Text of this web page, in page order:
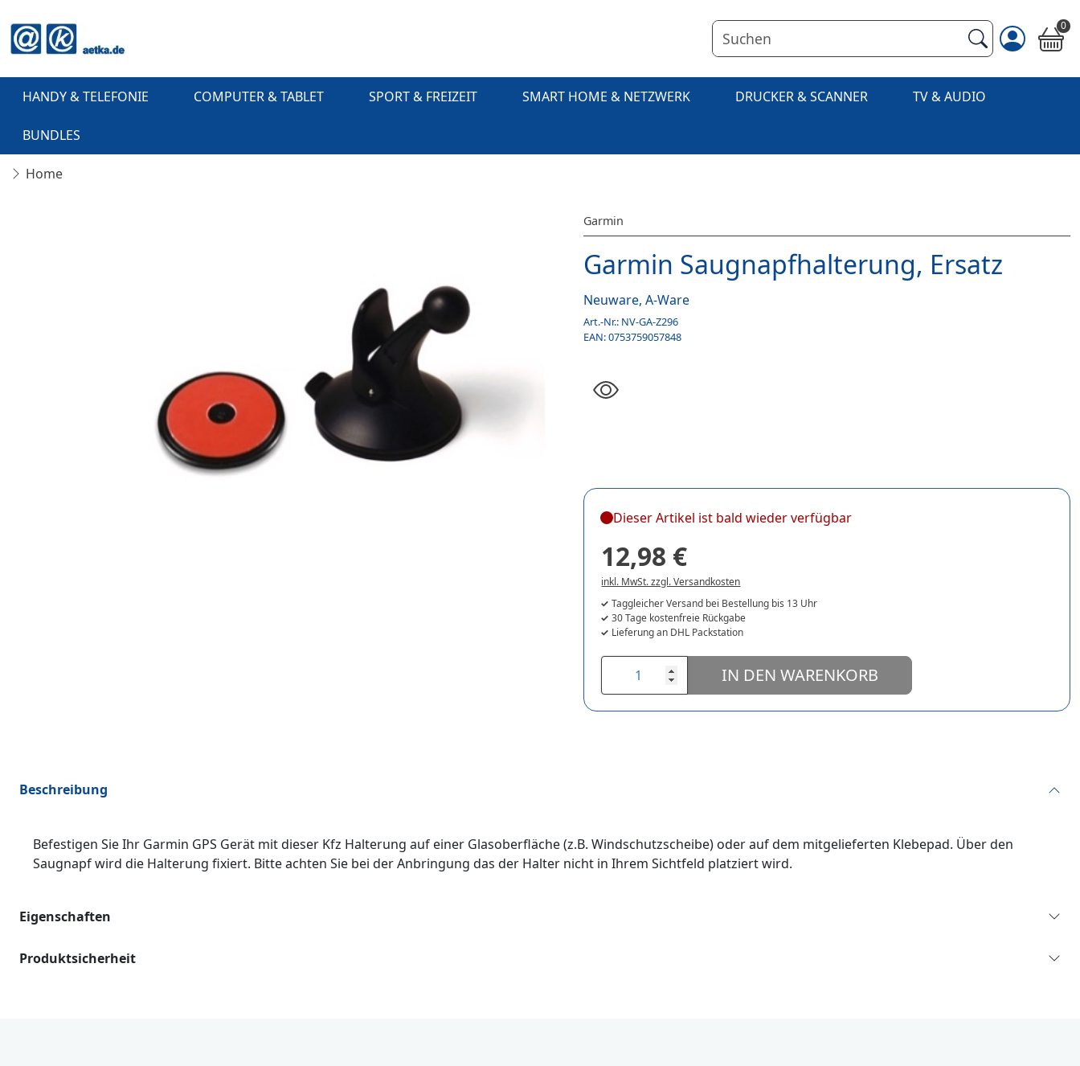
0
HANDY & TELEFONIE COMPUTER & TABLET SPORT & FREIZEIT SMART HOME & NETZWERK DRUCKER & SCANNER TV & AUDIO
BUNDLES
Home
Garmin
Garmin Saugnapfhalterung, Ersatz
Neuware, A-Ware
Art.-Nr.: NV-GA-Z296
EAN:0753759057848
Dieser Artikel ist bald wieder verfügbar
12,98 €
inkl. MwSt. zzgl. Versandkosten
Taggleicher Versand bei Bestellung bis 13 Uhr
30 Tage kostenfreie Rückgabe
Lieferung an DHL Packstation
IN DEN WARENKORB
Beschreibung
Befestigen Sie Ihr Garmin GPS Gerät mit dieser Kfz Halterung auf einer Glasoberfläche (z.B. Windschutzscheibe) oder auf dem mitgelieferten Klebepad. Über den
Saugnapf wird die Halterung fixiert. Bitte achten Sie bei der Anbringung das der Halter nicht in Ihrem Sichtfeld platziert wird.
Eigenschaften
Produktsicherheit